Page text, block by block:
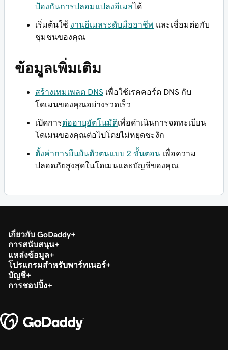
ป้องกันการปลอมแปลงอีเมลได้
เริ่มต้นใช้ งานอีเมลระดับมืออาชีพ และเชื่อมต่อกับ
ชุมชนของคุณ
ข้อมูลเพิ่มเติม
สร้างเทมเพลต DNS เพื่อใช้เรคคอร์ด DNS กับ
โดเมนของคุณอย่างรวดเร็ว
เปิดการต่ออายุอัตโนมัติเพื่อดำเนินการจดทะเบียน
โดเมนของคุณต่อไปโดยไม่หยุดชะงัก
ตั้งค่าการยืนยันตัวตนแบบ 2 ขั้นตอน เพื่อความ
ปลอดภัยสูงสุดในโดเมนและบัญชีของคุณ
เกี่ยวกับ GoDaddy
การสนับสนุน
แหล่งข้อมูล
โปรแกรมสำหรับพาร์ทเนอร์
บัญชี
การชอปปิ้ง